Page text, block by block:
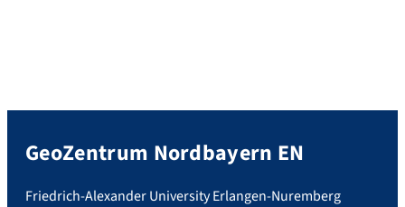
GeoZentrum Nordbayern EN
Friedrich-Alexander University Erlangen-Nuremberg